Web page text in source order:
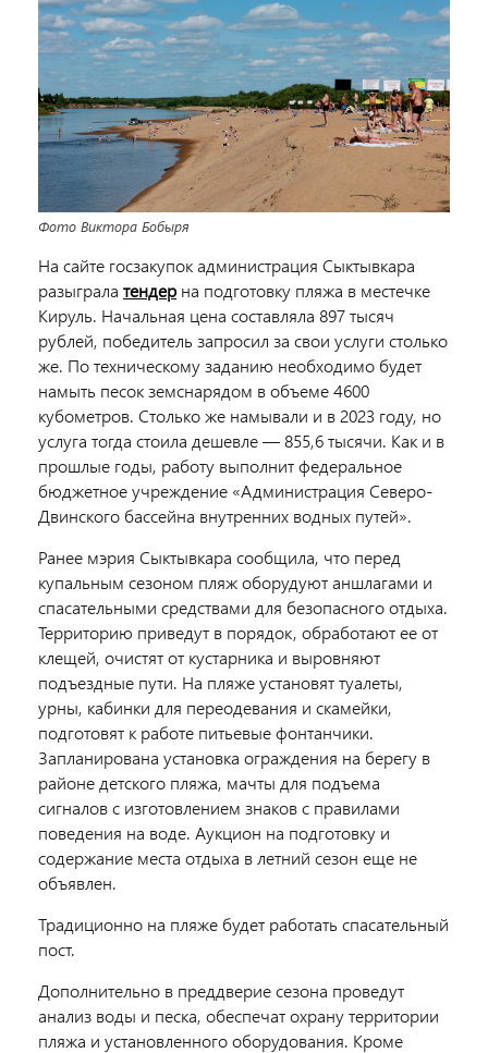
Фото Виктора Бобыря
На сайте госзакупок администрация Сыктывкара
разыграла тендер на подготовку пляжа в местечке
Кируль. Начальная цена составляла 897 тысяч
рублей, победитель запросил за свои услуги столько
же. По техническому заданию необходимо будет
намыть песок земснарядом в объеме 4600
кубометров. Столько же намывали и в 2023 году, но
услуга тогда стоила дешевле — 855,6 тысячи. Как и в
прошлые годы, работу выполнит федеральное
бюджетное учреждение «Администрация Северо-
Двинского бассейна внутренних водных путей».
Ранее мэрия Сыктывкара сообщила, что перед
купальным сезоном пляж оборудуют аншлагами и
спасательными средствами для безопасного отдыха.
Территорию приведут в порядок, обработают ее от
клещей, очистят от кустарника и выровняют
подъездные пути. На пляже установят туалеты,
урны, кабинки для переодевания и скамейки,
подготовят к работе питьевые фонтанчики.
Запланирована установка ограждения на берегу в
районе детского пляжа, мачты для подъема
сигналов с изготовлением знаков с правилами
поведения на воде. Аукцион на подготовку и
содержание места отдыха в летний сезон еще не
объявлен.
Традиционно на пляже будет работать спасательный
пост.
Дополнительно в преддверие сезона проведут
анализ воды и песка, обеспечат охрану территории
пляжа и установленного оборудования. Кроме